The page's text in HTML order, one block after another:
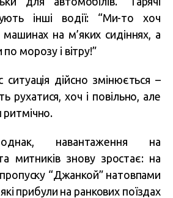
інші водії: “Ми-то хоч
на м’яких сидіннях, а
морозу і вітру!”
дійсно змінюється –
рухатися, хоч і повільно, але
навантаження на
митників знову зростає: на
пропуску “Джанкой” натовпами
прибули на ранкових поїздах